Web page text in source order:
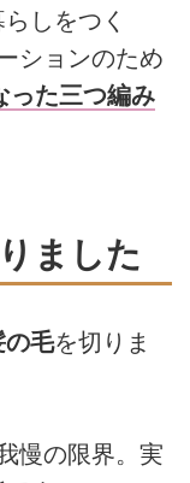
しをつく
ションのため
った三つ編み
ました
の毛を切りま
慢の限界。実